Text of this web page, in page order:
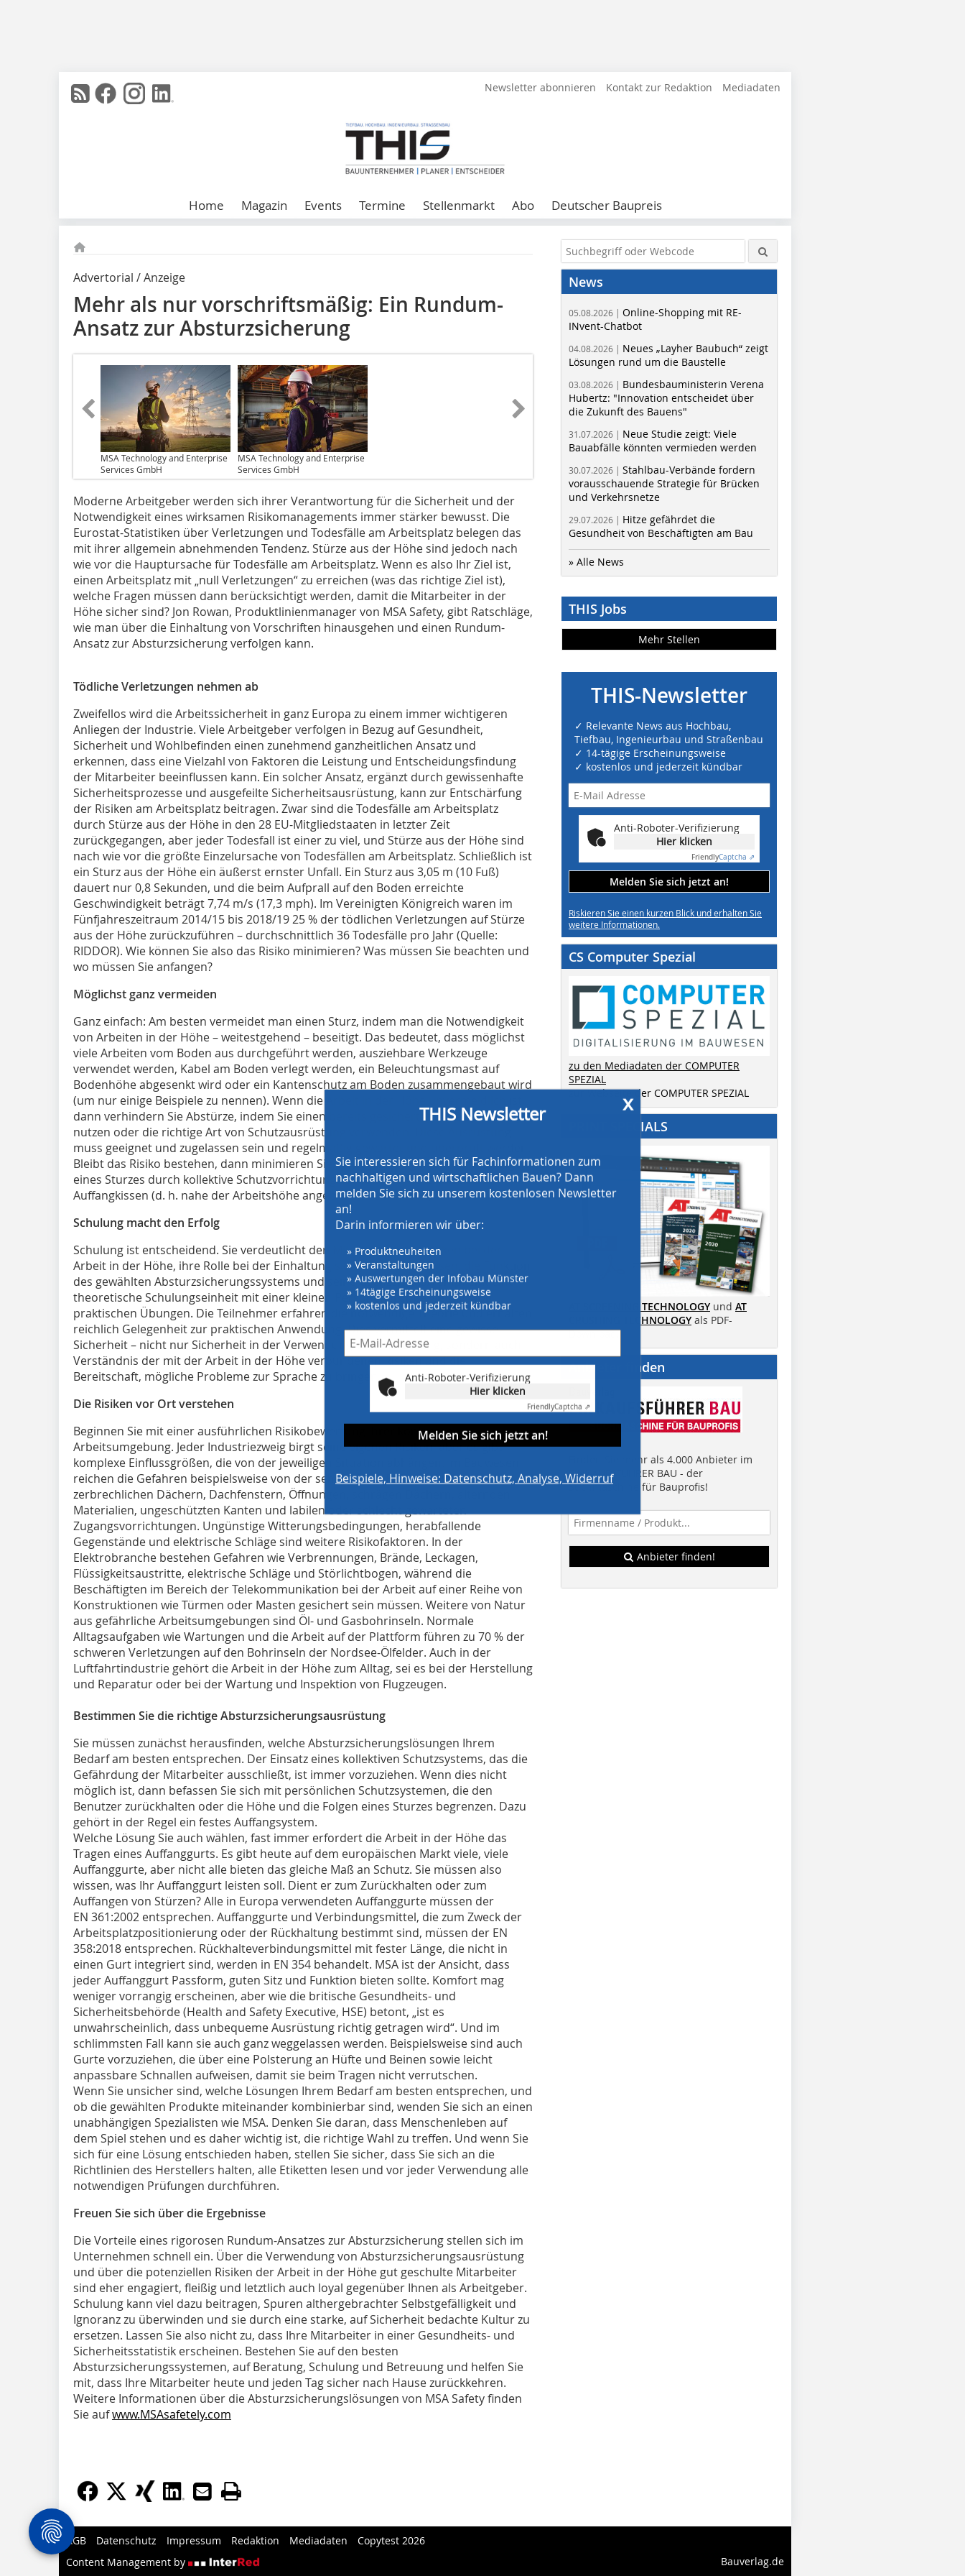
Newsletter abonnieren Kontakt zur Redaktion Mediadaten
Home Magazin Events Termine Stellenmarkt Abo Deutscher Baupreis
Advertorial / Anzeige
Mehr als nur vorschriftsmäßig: Ein Rundum-
Ansatz zur Absturzsicherung
MSA Technology and Enterprise
Services GmbH
MSA Technology and Enterprise
Services GmbH
Moderne Arbeitgeber werden sich ihrer Verantwortung für die Sicherheit und der
Notwendigkeit eines wirksamen Risikomanagements immer stärker bewusst. Die
Eurostat-Statistiken über Verletzungen und Todesfälle am Arbeitsplatz belegen das
mit ihrer allgemein abnehmenden Tendenz. Stürze aus der Höhe sind jedoch nach
wie vor die Hauptursache für Todesfälle am Arbeitsplatz. Wenn es also Ihr Ziel ist,
einen Arbeitsplatz mit „null Verletzungen“ zu erreichen (was das richtige Ziel ist),
welche Fragen müssen dann berücksichtigt werden, damit die Mitarbeiter in der
Höhe sicher sind? Jon Rowan, Produktlinienmanager von MSA Safety, gibt Ratschläge,
wie man über die Einhaltung von Vorschriften hinausgehen und einen Rundum-
Ansatz zur Absturzsicherung verfolgen kann.
Tödliche Verletzungen nehmen ab
Zweifellos wird die Arbeitssicherheit in ganz Europa zu einem immer wichtigeren
Anliegen der Industrie. Viele Arbeitgeber verfolgen in Bezug auf Gesundheit,
Sicherheit und Wohlbefinden einen zunehmend ganzheitlichen Ansatz und
erkennen, dass eine Vielzahl von Faktoren die Leistung und Entscheidungsfindung
der Mitarbeiter beeinflussen kann. Ein solcher Ansatz, ergänzt durch gewissenhafte
Sicherheitsprozesse und ausgefeilte Sicherheitsausrüstung, kann zur Entschärfung
der Risiken am Arbeitsplatz beitragen. Zwar sind die Todesfälle am Arbeitsplatz
durch Stürze aus der Höhe in den 28 EU-Mitgliedstaaten in letzter Zeit
zurückgegangen, aber jeder Todesfall ist einer zu viel, und Stürze aus der Höhe sind
nach wie vor die größte Einzelursache von Todesfällen am Arbeitsplatz. Schließlich ist
ein Sturz aus der Höhe ein äußerst ernster Unfall. Ein Sturz aus 3,05 m (10 Fuß)
dauert nur 0,8 Sekunden, und die beim Aufprall auf den Boden erreichte
Geschwindigkeit beträgt 7,74 m/s (17,3 mph). Im Vereinigten Königreich waren im
Fünfjahreszeitraum 2014/15 bis 2018/19 25 % der tödlichen Verletzungen auf Stürze
aus der Höhe zurückzuführen – durchschnittlich 36 Todesfälle pro Jahr (Quelle:
RIDDOR). Wie können Sie also das Risiko minimieren? Was müssen Sie beachten und
wo müssen Sie anfangen?
Möglichst ganz vermeiden
Ganz einfach: Am besten vermeidet man einen Sturz, indem man die Notwendigkeit
von Arbeiten in der Höhe – weitestgehend – beseitigt. Das bedeutet, dass möglichst
viele Arbeiten vom Boden aus durchgeführt werden, ausziehbare Werkzeuge
verwendet werden, Kabel am Boden verlegt werden, ein Beleuchtungsmast auf
Bodenhöhe abgesenkt wird oder ein Kantenschutz am Boden zusammengebaut wird
(um nur einige Beispiele zu nennen). Wenn die Arbeit in der Höhe unvermeidlich ist,
dann verhindern Sie Abstürze, indem Sie einen bereits gesicherten Arbeitsplatz
nutzen oder die richtige Art von Schutzausrüstung verwenden. Diese Ausrüstung
muss geeignet und zugelassen sein und regelmäßig gewartet und überprüft werden.
Bleibt das Risiko bestehen, dann minimieren Sie die Entfernung und/oder die Folgen
eines Sturzes durch kollektive Schutzvorrichtungen wie Sicherheitsnetze oder
Auffangkissen (d. h. nahe der Arbeitshöhe angebrachte Luftkissen).
Schulung macht den Erfolg
Schulung ist entscheidend. Sie verdeutlicht den Mitarbeitern die Risiken bei der
Arbeit in der Höhe, ihre Rolle bei der Einhaltung sicherer Arbeitsweisen, die Funktion
des gewählten Absturzsicherungssystems und seine Grenzen. MSA empfiehlt eine
theoretische Schulungseinheit mit einer kleinen Personengruppe, gefolgt von
praktischen Übungen. Die Teilnehmer erfahren die notwendige Theorie und erhalten
reichlich Gelegenheit zur praktischen Anwendung. Dies vermittelt eine gewisse
Sicherheit – nicht nur Sicherheit in der Verwendung der Ausrüstung, sondern auch
Verständnis der mit der Arbeit in der Höhe verbundenen Risiken und die
Bereitschaft, mögliche Probleme zur Sprache zu bringen.
Die Risiken vor Ort verstehen
Beginnen Sie mit einer ausführlichen Risikobewertung Ihrer konkreten
Arbeitsumgebung. Jeder Industriezweig birgt seine eigenen Risiken, aber es gibt
komplexe Einflussgrößen, die von der jeweiligen Situation abhängen. Im Bauwesen
reichen die Gefahren beispielsweise von der senkrechten Fallhöhe bis hin zu
zerbrechlichen Dächern, Dachfenstern, Öffnungen, schrägen Dächern, alternden
Materialien, ungeschützten Kanten und labilen oder schlecht gewarteten
Zugangsvorrichtungen. Ungünstige Witterungsbedingungen, herabfallende
Gegenstände und elektrische Schläge sind weitere Risikofaktoren. In der
Elektrobranche bestehen Gefahren wie Verbrennungen, Brände, Leckagen,
Flüssigkeitsaustritte, elektrische Schläge und Störlichtbogen, während die
Beschäftigten im Bereich der Telekommunikation bei der Arbeit auf einer Reihe von
Konstruktionen wie Türmen oder Masten gesichert sein müssen. Weitere von Natur
aus gefährliche Arbeitsumgebungen sind Öl- und Gasbohrinseln. Normale
Alltagsaufgaben wie Wartungen und die Arbeit auf der Plattform führen zu 70 % der
schweren Verletzungen auf den Bohrinseln der Nordsee-Ölfelder. Auch in der
Luftfahrtindustrie gehört die Arbeit in der Höhe zum Alltag, sei es bei der Herstellung
und Reparatur oder bei der Wartung und Inspektion von Flugzeugen.
Bestimmen Sie die richtige Absturzsicherungsausrüstung
Sie müssen zunächst herausfinden, welche Absturzsicherungslösungen Ihrem
Bedarf am besten entsprechen. Der Einsatz eines kollektiven Schutzsystems, das die
Gefährdung der Mitarbeiter ausschließt, ist immer vorzuziehen. Wenn dies nicht
möglich ist, dann befassen Sie sich mit persönlichen Schutzsystemen, die den
Benutzer zurückhalten oder die Höhe und die Folgen eines Sturzes begrenzen. Dazu
gehört in der Regel ein festes Auffangsystem.
Welche Lösung Sie auch wählen, fast immer erfordert die Arbeit in der Höhe das
Tragen eines Auffanggurts. Es gibt heute auf dem europäischen Markt viele, viele
Auffanggurte, aber nicht alle bieten das gleiche Maß an Schutz. Sie müssen also
wissen, was Ihr Auffanggurt leisten soll. Dient er zum Zurückhalten oder zum
Auffangen von Stürzen? Alle in Europa verwendeten Auffanggurte müssen der
EN 361:2002 entsprechen. Auffanggurte und Verbindungsmittel, die zum Zweck der
Arbeitsplatzpositionierung oder der Rückhaltung bestimmt sind, müssen der EN
358:2018 entsprechen. Rückhalteverbindungsmittel mit fester Länge, die nicht in
einen Gurt integriert sind, werden in EN 354 behandelt. MSA ist der Ansicht, dass
jeder Auffanggurt Passform, guten Sitz und Funktion bieten sollte. Komfort mag
weniger vorrangig erscheinen, aber wie die britische Gesundheits- und
Sicherheitsbehörde (Health and Safety Executive, HSE) betont, „ist es
unwahrscheinlich, dass unbequeme Ausrüstung richtig getragen wird“. Und im
schlimmsten Fall kann sie auch ganz weggelassen werden. Beispielsweise sind auch
Gurte vorzuziehen, die über eine Polsterung an Hüfte und Beinen sowie leicht
anpassbare Schnallen aufweisen, damit sie beim Tragen nicht verrutschen.
Wenn Sie unsicher sind, welche Lösungen Ihrem Bedarf am besten entsprechen, und
ob die gewählten Produkte miteinander kombinierbar sind, wenden Sie sich an einen
unabhängigen Spezialisten wie MSA. Denken Sie daran, dass Menschenleben auf
dem Spiel stehen und es daher wichtig ist, die richtige Wahl zu treffen. Und wenn Sie
sich für eine Lösung entschieden haben, stellen Sie sicher, dass Sie sich an die
Richtlinien des Herstellers halten, alle Etiketten lesen und vor jeder Verwendung alle
notwendigen Prüfungen durchführen.
Freuen Sie sich über die Ergebnisse
Die Vorteile eines rigorosen Rundum-Ansatzes zur Absturzsicherung stellen sich im
Unternehmen schnell ein. Über die Verwendung von Absturzsicherungsausrüstung
und über die potenziellen Risiken der Arbeit in der Höhe gut geschulte Mitarbeiter
sind eher engagiert, fleißig und letztlich auch loyal gegenüber Ihnen als Arbeitgeber.
Schulung kann viel dazu beitragen, Spuren althergebrachter Selbstgefälligkeit und
Ignoranz zu überwinden und sie durch eine starke, auf Sicherheit bedachte Kultur zu
ersetzen. Lassen Sie also nicht zu, dass Ihre Mitarbeiter in einer Gesundheits- und
Sicherheitsstatistik erscheinen. Bestehen Sie auf den besten
Absturzsicherungssystemen, auf Beratung, Schulung und Betreuung und helfen Sie
mit, dass Ihre Mitarbeiter heute und jeden Tag sicher nach Hause zurückkehren.
Weitere Informationen über die Absturzsicherungslösungen von MSA Safety finden
Sie aufwww.MSAsafetely.com
x
THIS Newsletter
nachhaltigen und wirtschaftlichen Bauen? Dann
melden Sie sich zu unserem kostenlosen Newsletter
an!
Darin informieren wir über:
» Veranstaltungen
» Auswertungen der Infobau Münster
» 14tägige Erscheinungsweise
» kostenlos und jederzeit kündbar
Anti-Roboter-Verifizierung
Hier klicken
Melden Sie sich jetzt an!
News
05.08.2026 | Online-Shopping mit RE-
INvent-Chatbot
04.08.2026 | Neues „Layher Baubuch“ zeigt
Lösungen rund um die Baustelle
03.08.2026 | Bundesbauministerin Verena
Hubertz: "Innovation entscheidet über
die Zukunft des Bauens"
31.07.2026 | Neue Studie zeigt: Viele
Bauabfälle könnten vermieden werden
30.07.2026 | Stahlbau-Verbände fordern
vorausschauende Strategie für Brücken
und Verkehrsnetze
29.07.2026 | Hitze gefährdet die
Gesundheit von Beschäftigten am Bau
» Alle News
THIS Jobs
Mehr Stellen
THIS-Newsletter
✓ Relevante News aus Hochbau,
Tiefbau, Ingenieurbau und Straßenbau
✓ 14-tägige Erscheinungsweise
✓ kostenlos und jederzeit kündbar
Anti-Roboter-Verifizierung
Hier klicken
FriendlyCaptcha ⇗
Melden Sie sich jetzt an!
Riskieren Sie einen kurzen Blick und erhalten Sie
weitere Informationen.
CS Computer Spezial
zu den Mediadaten der COMPUTER
SPEZIAL
zur Webseite der COMPUTER SPEZIAL
PRINT SPECIALS
AT SCREENING TECHNOLOGY und AT
CRUSHING TECHNOLOGY als PDF-
Download.
Anbieter finden
Finden Sie mehr als 4.000 Anbieter im
EINKAUFSFÜHRER BAU - der
Suchmaschine für Bauprofis!
Anbieter finden!
AGB Datenschutz Impressum Redaktion Mediadaten
Copytest 2026
Content Management by
Bauverlag.de